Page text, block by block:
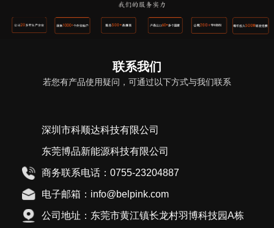
联系我们
若您有产品使用疑问，可通过以下方式与我们联系
深圳市科顺达科技有限公司
东莞博品新能源科技有限公司
商务联系电话：0755-23204887
电子邮箱：info@belpink.com
公司地址：东莞市黄江镇长龙村羽博科技园A栋